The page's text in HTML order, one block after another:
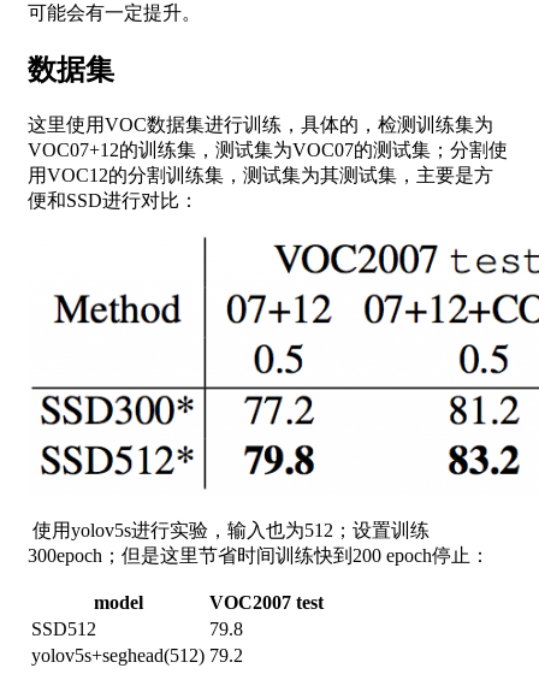
可能会有一定提升。
数据集
这里使用VOC数据集进行训练，具体的，检测训练集为
VOC07+12的训练集，测试集为VOC07的测试集；分割使
用VOC12的分割训练集，测试集为其测试集，主要是方
便和SSD进行对比：
使用yolov5s进行实验，输入也为512；设置训练
300epoch；但是这里节省时间训练快到200 epoch停止：
model
VOC2007 test
SSD512
79.8
yolov5s+seghead(512) 79.2